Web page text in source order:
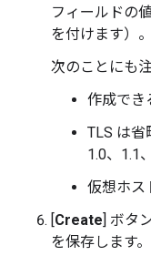
フィールドの
を付けます）。
次のことにも
作成でき
TLS は省
1.0、1.1
仮想ホス
[Create] ボタ
を保存します。